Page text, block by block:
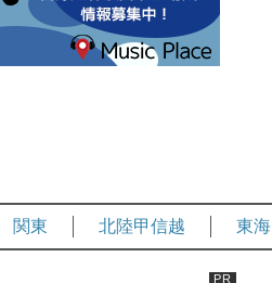
関東 北陸甲信越 東海